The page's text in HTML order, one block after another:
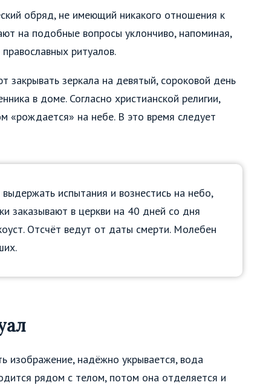
обряд, не имеющий никакого отношения к
на подобные вопросы уклончиво, напоминая,
ритуалов.
закрывать зеркала на девятый, сороковой день
в доме. Согласно христианской религии,
«рождается» на небе. В это время следует
испытания и вознестись на небо,
заказывают в церкви на 40 дней со дня
Отсчёт ведут от даты смерти. Молебен
изображение, надёжно укрывается, вода
рядом с телом, потом она отделяется и